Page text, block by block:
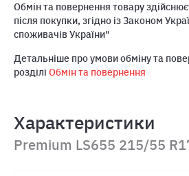
Обмін та повернення товару
після покупки, згідно із Законом
споживачів України"
Детальніше про умови обміну та
розділі Обмін та повернення
Характеристики
Premium LS655 215/55